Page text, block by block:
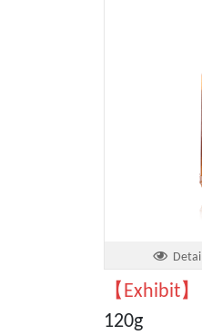
Detail
【Exhibit】
120g